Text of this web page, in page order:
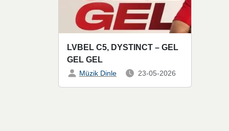
LVBEL C5, DYSTINCT – GEL
GEL GEL
Müzik Dinle 23-05-2026